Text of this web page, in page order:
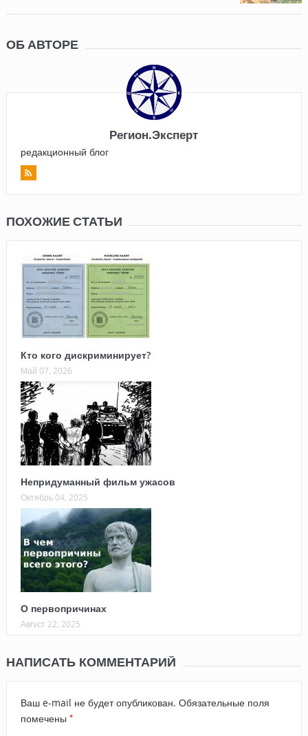
ОБ АВТОРЕ
Регион.Эксперт
редакционный блог
ПОХОЖИЕ СТАТЬИ
Кто кого дискриминирует?
Май 07, 2026
Непридуманный фильм ужасов
Октябрь 04, 2025
О первопричинах
Август 22, 2025
НАПИСАТЬ КОММЕНТАРИЙ
Ваш e-mail не будет опубликован. Обязательные поля
помечены *